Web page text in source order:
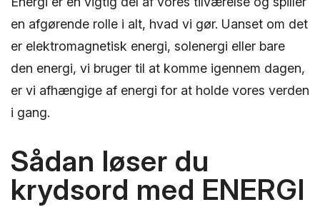
en afgørende rolle i alt, hvad vi gør. Uanset om det
er elektromagnetisk energi, solenergi eller bare
den energi, vi bruger til at komme igennem dagen,
er vi afhængige af energi for at holde vores verden
i gang.
Sådan løser du
krydsord med ENERGI